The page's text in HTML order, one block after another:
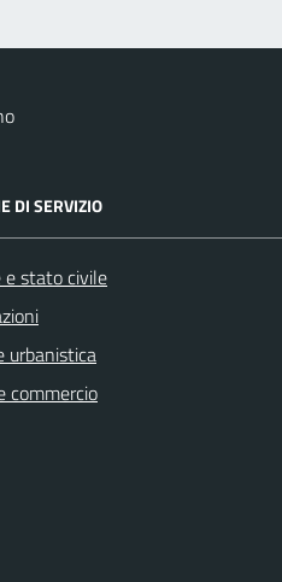
DI SERVIZIO
e stato civile
urbanistica
commercio